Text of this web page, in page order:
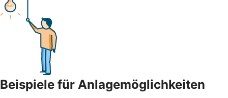
Beispiele für Anlagemöglichkeiten